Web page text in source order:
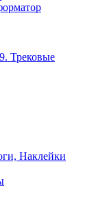
9. Трековые
Наклейки